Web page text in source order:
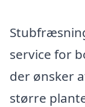
service for
der ønsker
større